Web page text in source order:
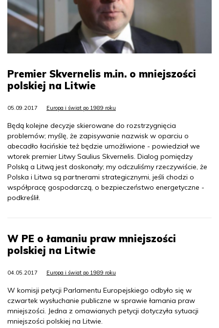
Premier Skvernelis m.in. o mniejszości
polskiej na Litwie
05.09.2017 Europa i świat po 1989 roku
Będą kolejne decyzje skierowane do rozstrzygnięcia
problemów; myślę, że zapisywanie nazwisk w oparciu o
abecadło łacińskie też będzie umożliwione - powiedział we
wtorek premier Litwy Saulius Skvernelis. Dialog pomiędzy
Polską a Litwą jest doskonały; my odczuliśmy rzeczywiście, że
Polska i Litwa są partnerami strategicznymi, jeśli chodzi o
współpracę gospodarczą, o bezpieczeństwo energetyczne -
podkreślił.
W PE o łamaniu praw mniejszości
polskiej na Litwie
04.05.2017 Europa i świat po 1989 roku
W komisji petycji Parlamentu Europejskiego odbyło się w
czwartek wysłuchanie publiczne w sprawie łamania praw
mniejszości. Jedna z omawianych petycji dotyczyła sytuacji
mniejszości polskiej na Litwie.